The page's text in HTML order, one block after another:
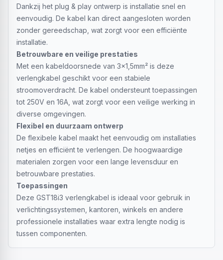
Dankzij het plug & play ontwerp is installatie snel en
eenvoudig. De kabel kan direct aangesloten worden
zonder gereedschap, wat zorgt voor een efficiënte
installatie.
Betrouwbare en veilige prestaties
Met een kabeldoorsnede van 3x1,5mm² is deze
verlengkabel geschikt voor een stabiele
stroomoverdracht. De kabel ondersteunt toepassingen
tot 250V en 16A, wat zorgt voor een veilige werking in
diverse omgevingen.
Flexibel en duurzaam ontwerp
De flexibele kabel maakt het eenvoudig om installaties
netjes en efficiënt te verlengen. De hoogwaardige
materialen zorgen voor een lange levensduur en
betrouwbare prestaties.
Toepassingen
Deze GST18i3 verlengkabel is ideaal voor gebruik in
verlichtingssystemen, kantoren, winkels en andere
professionele installaties waar extra lengte nodig is
tussen componenten.